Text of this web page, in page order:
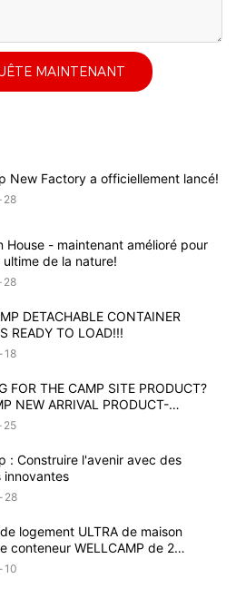
MAINTENANT
New Factory a officiellement lancé!
28
House - maintenant amélioré pour
ultime de la nature!
28
DETACHABLE CONTAINER
READY TO LOAD!!!
18
FOR THE CAMP SITE PRODUCT?
NEW ARRIVAL PRODUCT-
HOUSE!!!MEET YOUR NEED!!!
25
: Construire l'avenir avec des
innovantes
28
logement ULTRA de maison
conteneur WELLCAMP de 2
après l'inondation du Brésil
10